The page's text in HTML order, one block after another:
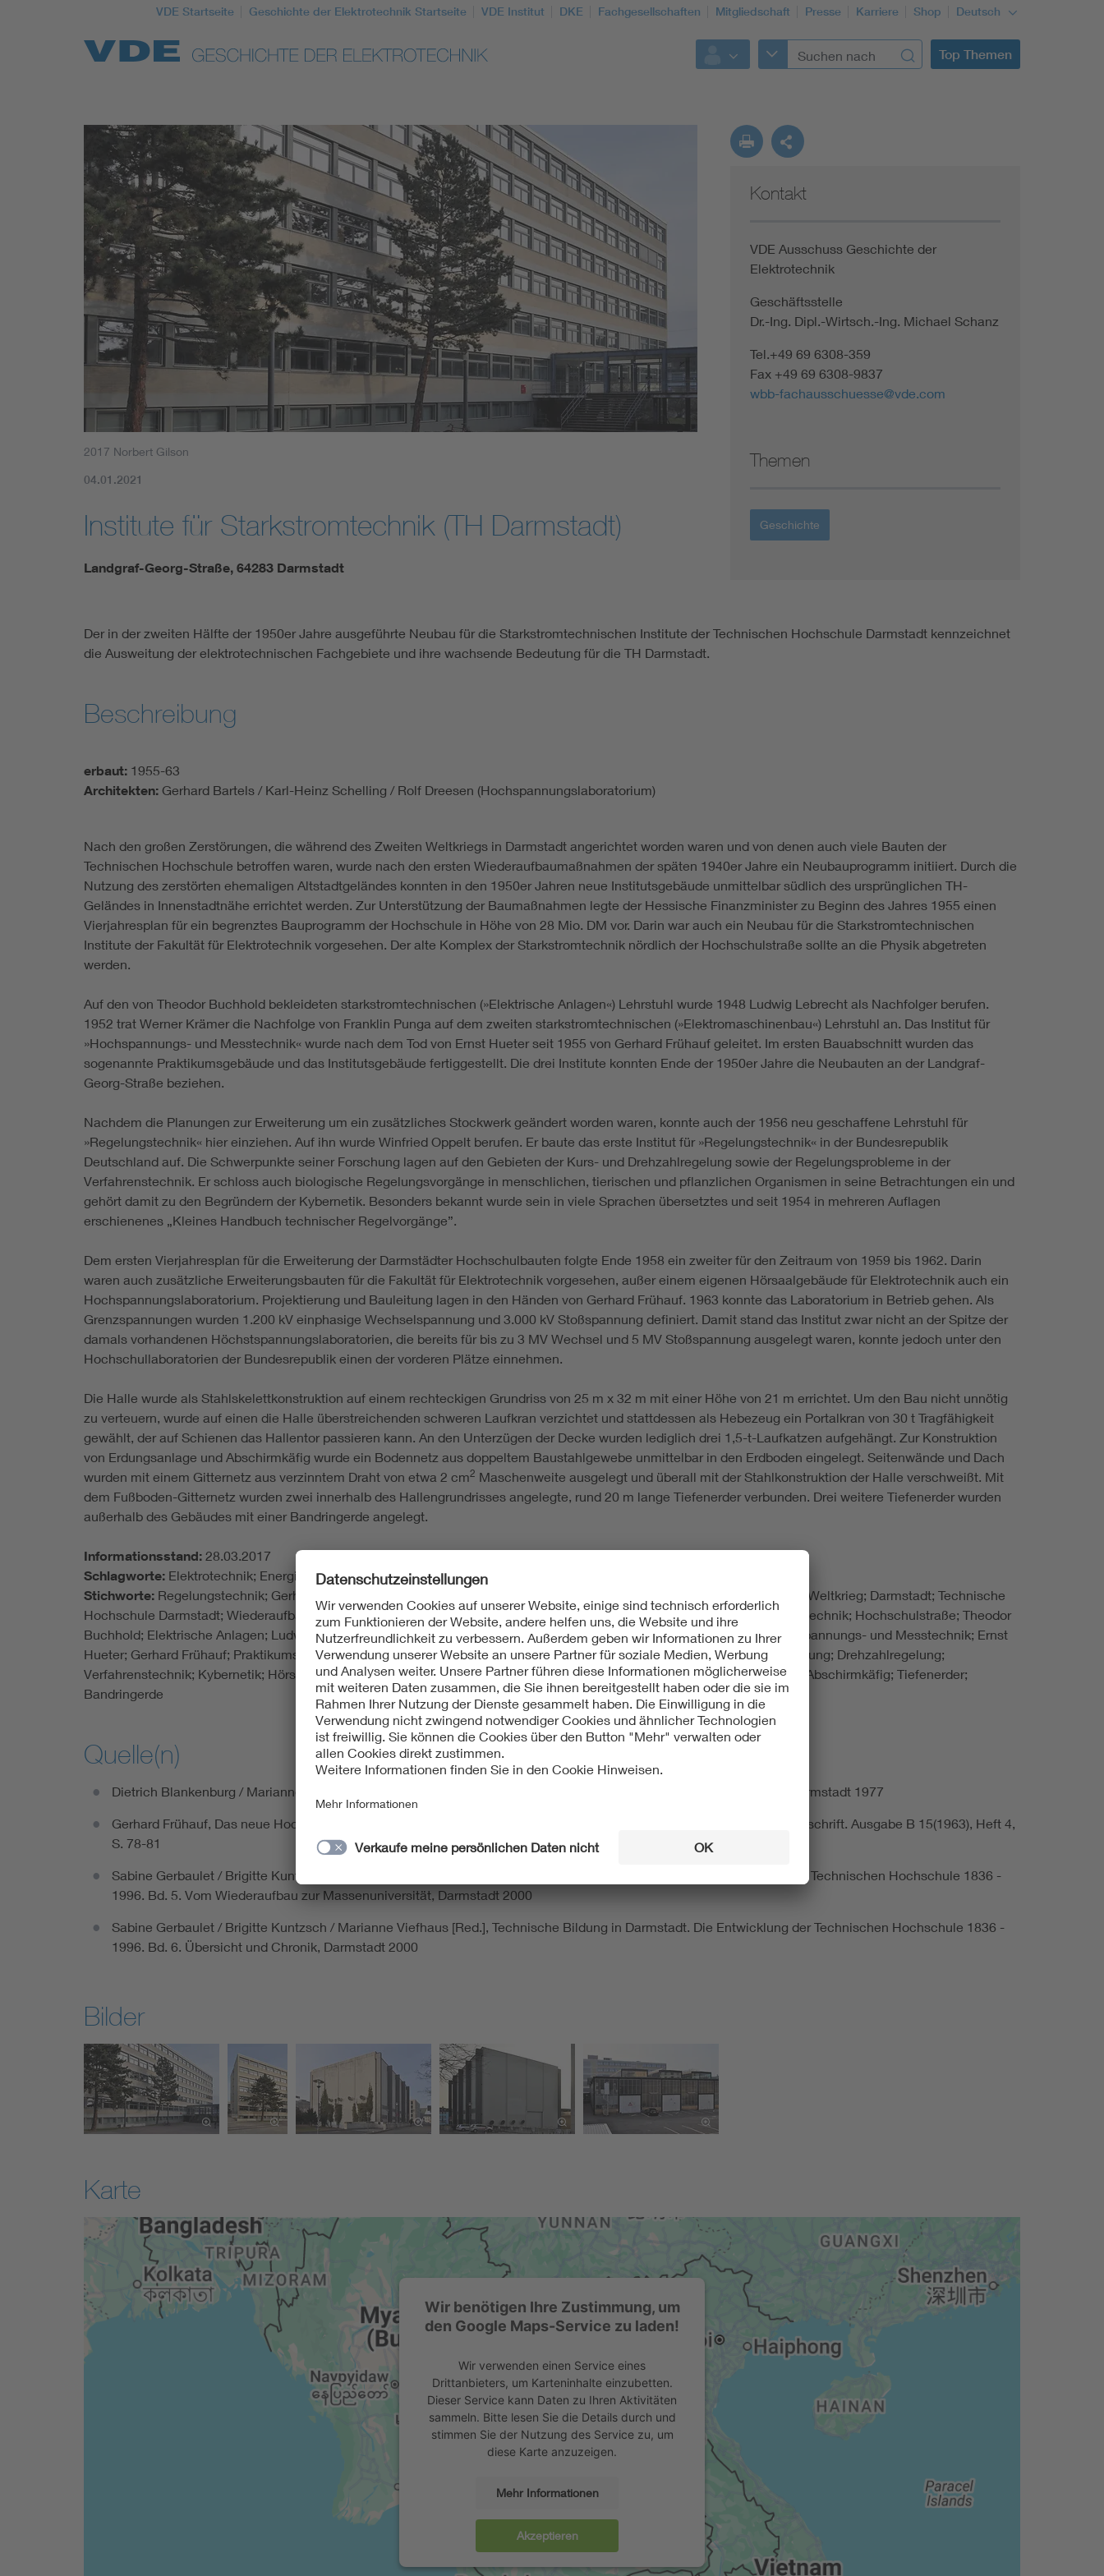
VDE Startseite Geschichte der Elektrotechnik Startseite VDE Institut DKE Fachgesellschaften Mitgliedschaft Presse Karriere Shop Deutsch
Top Themen
Top Themen
Weitere Themen
2017 Norbert Gilson
04.01.2021
Institute für Starkstromtechnik (TH Darmstadt)
Landgraf-Georg-Straße, 64283 Darmstadt
Kontakt
VDE Ausschuss Geschichte der
Elektrotechnik
Geschäftsstelle
Dr.-Ing. Dipl.-Wirtsch.-Ing. Michael Schanz
Tel.+49 69 6308-359
Fax +49 69 6308-9837
wbb-fachausschuesse@vde.com
Themen
Geschichte
Der in der zweiten Hälfte der 1950er Jahre ausgeführte Neubau für die Starkstromtechnischen Institute der Technischen Hochschule Darmstadt kennzeichnet
die Ausweitung der elektrotechnischen Fachgebiete und ihre wachsende Bedeutung für die TH Darmstadt.
Beschreibung
erbaut: 1955-63
Architekten: Gerhard Bartels / Karl-Heinz Schelling / Rolf Dreesen (Hochspannungslaboratorium)
Nach den großen Zerstörungen, die während des Zweiten Weltkriegs in Darmstadt angerichtet worden waren und von denen auch viele Bauten der
Technischen Hochschule betroffen waren, wurde nach den ersten Wiederaufbaumaßnahmen der späten 1940er Jahre ein Neubauprogramm initiiert. Durch die
Nutzung des zerstörten ehemaligen Altstadtgeländes konnten in den 1950er Jahren neue Institutsgebäude unmittelbar südlich des ursprünglichen TH-
Geländes in Innenstadtnähe errichtet werden. Zur Unterstützung der Baumaßnahmen legte der Hessische Finanzminister zu Beginn des Jahres 1955 einen
Vierjahresplan für ein begrenztes Bauprogramm der Hochschule in Höhe von 28 Mio. DM vor. Darin war auch ein Neubau für die Starkstromtechnischen
Institute der Fakultät für Elektrotechnik vorgesehen. Der alte Komplex der Starkstromtechnik nördlich der Hochschulstraße sollte an die Physik abgetreten
werden.
Auf den von Theodor Buchhold bekleideten starkstromtechnischen (»Elektrische Anlagen«) Lehrstuhl wurde 1948 Ludwig Lebrecht als Nachfolger berufen.
1952 trat Werner Krämer die Nachfolge von Franklin Punga auf dem zweiten starkstromtechnischen (»Elektromaschinenbau«) Lehrstuhl an. Das Institut für
»Hochspannungs- und Messtechnik« wurde nach dem Tod von Ernst Hueter seit 1955 von Gerhard Frühauf geleitet. Im ersten Bauabschnitt wurden das
sogenannte Praktikumsgebäude und das Institutsgebäude fertiggestellt. Die drei Institute konnten Ende der 1950er Jahre die Neubauten an der Landgraf-
Georg-Straße beziehen.
Nachdem die Planungen zur Erweiterung um ein zusätzliches Stockwerk geändert worden waren, konnte auch der 1956 neu geschaffene Lehrstuhl für
»Regelungstechnik« hier einziehen. Auf ihn wurde Winfried Oppelt berufen. Er baute das erste Institut für »Regelungstechnik« in der Bundesrepublik
Deutschland auf. Die Schwerpunkte seiner Forschung lagen auf den Gebieten der Kurs- und Drehzahlregelung sowie der Regelungsprobleme in der
Verfahrenstechnik. Er schloss auch biologische Regelungsvorgänge in menschlichen, tierischen und pflanzlichen Organismen in seine Betrachtungen ein und
gehört damit zu den Begründern der Kybernetik. Besonders bekannt wurde sein in viele Sprachen übersetztes und seit 1954 in mehreren Auflagen
erschienenes „Kleines Handbuch technischer Regelvorgänge”.
Dem ersten Vierjahresplan für die Erweiterung der Darmstädter Hochschulbauten folgte Ende 1958 ein zweiter für den Zeitraum von 1959 bis 1962. Darin
waren auch zusätzliche Erweiterungsbauten für die Fakultät für Elektrotechnik vorgesehen, außer einem eigenen Hörsaalgebäude für Elektrotechnik auch ein
Hochspannungslaboratorium. Projektierung und Bauleitung lagen in den Händen von Gerhard Frühauf. 1963 konnte das Laboratorium in Betrieb gehen. Als
Grenzspannungen wurden 1.200 kV einphasige Wechselspannung und 3.000 kV Stoßspannung definiert. Damit stand das Institut zwar nicht an der Spitze der
damals vorhandenen Höchstspannungslaboratorien, die bereits für bis zu 3 MV Wechsel und 5 MV Stoßspannung ausgelegt waren, konnte jedoch unter den
Hochschullaboratorien der Bundesrepublik einen der vorderen Plätze einnehmen.
Die Halle wurde als Stahlskelettkonstruktion auf einem rechteckigen Grundriss von 25 m x 32 m mit einer Höhe von 21 m errichtet. Um den Bau nicht unnötig
zu verteuern, wurde auf einen die Halle überstreichenden schweren Laufkran verzichtet und stattdessen als Hebezeug ein Portalkran von 30 t Tragfähigkeit
gewählt, der auf Schienen das Hallentor passieren kann. An den Unterzügen der Decke wurden lediglich drei 1,5-t-Laufkatzen aufgehängt. Zur Konstruktion
von Erdungsanlage und Abschirmkäfig wurde ein Bodennetz aus doppeltem Baustahlgewebe unmittelbar in den Erdboden eingelegt. Seitenwände und Dach
wurden mit einem Gitternetz aus verzinntem Draht von etwa 2 cm2 Maschenweite ausgelegt und überall mit der Stahlkonstruktion der Halle verschweißt. Mit
dem Fußboden-Gitternetz wurden zwei innerhalb des Hallengrundrisses angelegte, rund 20 m lange Tiefenerder verbunden. Drei weitere Tiefenerder wurden
außerhalb des Gebäudes mit einer Bandringerde angelegt.
Informationsstand: 28.03.2017
Schlagworte: Elektrotechnik; Energietechnik; Studium, Beruf, Gesellschaft; Studium
Stichworte: Regelungstechnik; Gerhard Bartels; Karl-Heinz Schelling; Rolf Dreesen; Hochspannungslaboratorium; Zweiter Weltkrieg; Darmstadt; Technische
Hochschule Darmstadt; Wiederaufbau; Altstadtgelände; Bauprogramm; Starkstromtechnische Institute; Fakultät für Elektrotechnik; Hochschulstraße; Theodor
Buchhold; Elektrische Anlagen; Ludwig Lebrecht; Werner Krämer; Franklin Punga; Elektromaschinenbau; Institut für Hochspannungs- und Messtechnik; Ernst
Hueter; Gerhard Frühauf; Praktikumsgebäude; Institutsgebäude; Lehrstuhl für Regelungstechnik; Winfried Oppelt; Kursregelung; Drehzahlregelung;
Verfahrenstechnik; Kybernetik; Hörsaalgebäude; Stahlskelettkonstruktion; Laufkran; Portalkran; Laufkatze; Erdungsanlage; Abschirmkäfig; Tiefenerder;
Bandringerde
Quelle(n)
Dietrich Blankenburg / Marianne Viefhaus [Red.], Jahrbuch 1976/77. 100 Jahre Technische Hochschule Darmstadt, Darmstadt 1977
Gerhard Frühauf, Das neue Hochspannungsinstitut der Technischen Hochschule Darmstadt; in: Elektrotechnische Zeitschrift. Ausgabe B 15(1963), Heft 4,
S. 78-81
Sabine Gerbaulet / Brigitte Kuntzsch / Marianne Viefhaus [Red.],Technische Bildung in Darmstadt. Die Entwicklung der Technischen Hochschule 1836 -
1996. Bd. 5. Vom Wiederaufbau zur Massenuniversität, Darmstadt 2000
Sabine Gerbaulet / Brigitte Kuntzsch / Marianne Viefhaus [Red.], Technische Bildung in Darmstadt. Die Entwicklung der Technischen Hochschule 1836 -
1996. Bd. 6. Übersicht und Chronik, Darmstadt 2000
Bilder
Karte
Wir benötigen Ihre Zustimmung, um
den Google Maps-Service zu laden!
Wir verwenden einen Service eines
Drittanbieters, um Karteninhalte einzubetten.
Dieser Service kann Daten zu Ihren Aktivitäten
sammeln. Bitte lesen Sie die Details durch und
stimmen Sie der Nutzung des Service zu, um
diese Karte anzuzeigen.
Mehr Informationen
Akzeptieren